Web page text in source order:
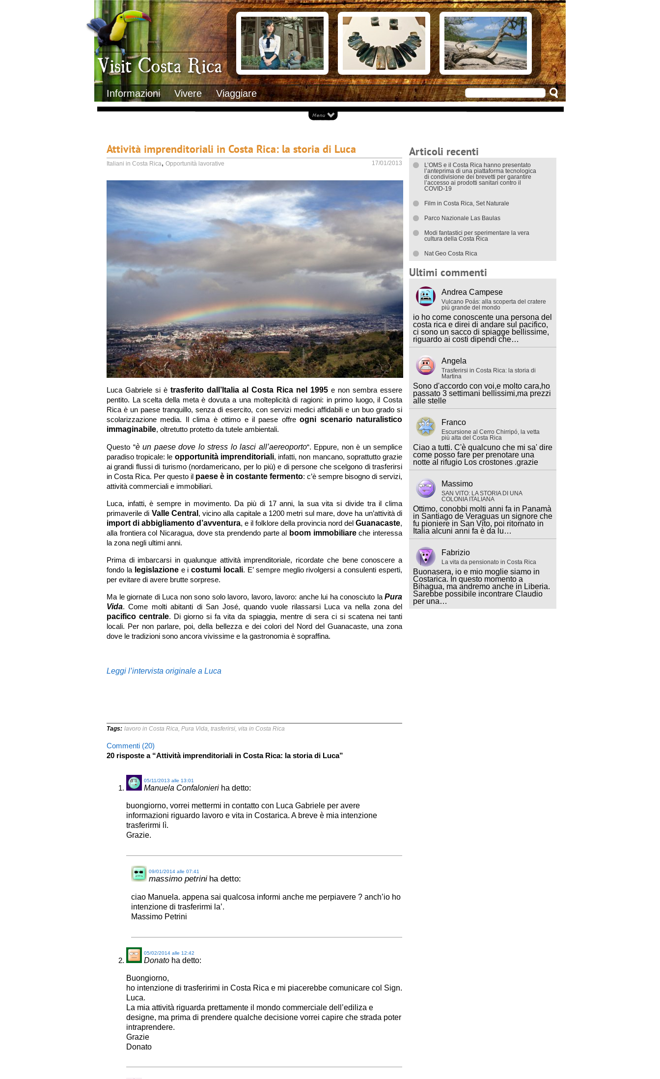
Visit Costa Rica
Informazioni Vivere Viaggiare
Clima
Geografia
Informazioni Geografiche
Letteratura e cultura
Gastronomia
Lo sapevi che
Musica
Natura
Storia
Trasporti Interni
Documenti necessari per trasferirsi
Italiani in Costa Rica
L’ambasciata italiana
Opportunità lavorative
Alloggiare in Costarica
Arrivare in Costarica
Cosa vedere
Attrazioni principali
Ecoturismo
Eventi e appuntamenti
Isole
Parchi Nazionali
Spiagge
Documenti di viaggio
I trasporti interni
Attività imprenditoriali in Costa Rica: la storia di Luca
Italiani in Costa Rica, Opportunità lavorative 17/01/2013
Luca Gabriele si è trasferito dall’Italia al Costa Rica nel 1995 e non sembra essere
pentito. La scelta della meta è dovuta a una molteplicità di ragioni: in primo luogo, il Costa
Rica è un paese tranquillo, senza di esercito, con servizi medici affidabili e un buo grado si
scolarizzazione media. Il clima è ottimo e il paese offreogni scenario naturalistico
immaginabile, oltretutto protetto da tutele ambientali.
Questo “è un paese dove lo stress lo lasci all’aereoporto“. Eppure, non è un semplice
paradiso tropicale: le opportunità imprenditoriali, infatti, non mancano, soprattutto grazie
ai grandi flussi di turismo (nordamericano, per lo più) e di persone che scelgono di trasferirsi
in Costa Rica. Per questo il paese è in costante fermento: c’è sempre bisogno di servizi,
attività commerciali e immobiliari.
Luca, infatti, è sempre in movimento. Da più di 17 anni, la sua vita si divide tra il clima
primaverile di Valle Central , vicino alla capitale a 1200 metri sul mare, dove ha un’attività di
import di abbigliamento d’avventura, e il folklore della provincia nord del Guanacaste,
alla frontiera col Nicaragua, dove sta prendendo parte al boom immobiliareche interessa
la zona negli ultimi anni.
Prima di imbarcarsi in qualunque attività imprenditoriale, ricordate che bene conoscere a
fondo la legislazionee icostumi locali. E’ sempre meglio rivolgersi a consulenti esperti,
per evitare di avere brutte sorprese.
Ma le giornate di Luca non sono solo lavoro, lavoro, lavoro: anche lui ha conosciuto la Pura
Vida. Come molti abitanti di San José, quando vuole rilassarsi Luca va nella zona del
pacifico centrale. Di giorno si fa vita da spiaggia, mentre di sera ci si scatena nei tanti
locali. Per non parlare, poi, della bellezza e dei colori del Nord del Guanacaste, una zona
dove le tradizioni sono ancora vivissime e la gastronomia è sopraffina.
Leggi l’intervista originale a Luca
Tags: lavoro in Costa Rica, Pura Vida, trasferirsi, vita in Costa Rica
Commenti (20)
20 risposte a “Attività imprenditoriali in Costa Rica: la storia di Luca”
Manuela Confalonieri ha detto:
05/11/2013 alle 13:01
buongiorno, vorrei mettermi in contatto con Luca Gabriele per avere
informazioni riguardo lavoro e vita in Costarica. A breve è mia intenzione
trasferirmi lì.
Grazie.
massimo petrini ha detto:
09/01/2014 alle 07:41
ciao Manuela. appena sai qualcosa informi anche me perpiavere ? anch’io ho
intenzione di trasferirmi la’.
Massimo Petrini
Donato ha detto:
05/02/2014 alle 12:42
Buongiorno,
ho intenzione di trasferirimi in Costa Rica e mi piacerebbe comunicare col Sign.
Luca.
La mia attività riguarda prettamente il mondo commerciale dell’ediliza e
designe, ma prima di prendere qualche decisione vorrei capire che strada poter
intraprendere.
Grazie
Donato
Articoli recenti
L’OMS e il Costa Rica hanno presentato
l’anteprima di una piattaforma tecnologica
di condivisione dei brevetti per garantire
l’accesso ai prodotti sanitari contro il
COVID-19
Film in Costa Rica, Set Naturale
Parco Nazionale Las Baulas
Modi fantastici per sperimentare la vera
cultura della Costa Rica
Nat Geo Costa Rica
Ultimi commenti
Andrea Campese
Vulcano Poás: alla scoperta del cratere
più grande del mondo
io ho come conoscente una persona del
costa rica e direi di andare sul pacifico,
ci sono un sacco di spiagge bellissime,
riguardo ai costi dipendi che…
Angela
Trasferirsi in Costa Rica: la storia di
Martina
Sono d'accordo con voi,e molto cara,ho
passato 3 settimani bellissimi,ma prezzi
alle stelle
Franco
Escursione al Cerro Chirripó, la vetta
più alta del Costa Rica
Ciao a tutti. C'è qualcuno che mi sa' dire
come posso fare per prenotare una
notte al rifugio Los crostones .grazie
Massimo
SAN VITO: LA STORIA DI UNA
COLONIA ITALIANA
Ottimo, conobbi molti anni fa in Panamà
in Santiago de Veraguas un signore che
fu pioniere in San Vito, poi ritornato in
Italia alcuni anni fa è da lu…
Fabrizio
La vita da pensionato in Costa Rica
Buonasera, io e mio moglie siamo in
Costarica. In questo momento a
Bihagua, ma andremo anche in Liberia.
Sarebbe possibile incontrare Claudio
per una…